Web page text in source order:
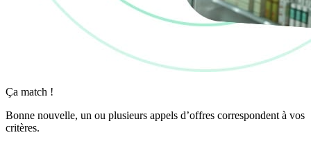
Ça match !
Bonne nouvelle, un ou plusieurs appels d’offres correspondent à vos
critères.